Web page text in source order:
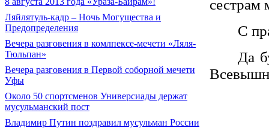
Ляйлятуль-кадр – Ночь Могущества и
Предопределения
Вечера разговения в комлпексе-мечети «Ляля-
Тюльпан»
Вечера разговения в Первой соборной мечети
Уфы
Около 50 спортсменов Универсиады держат
мусульманский пост
Владимир Путин поздравил мусульман России
сестрам
С
Да